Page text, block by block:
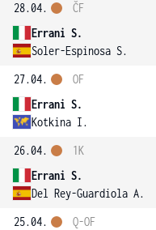
28.04.
Errani S.
Soler-Espinosa S.
ČF
27.04.
Errani S.
Kotkina I.
OF
26.04.
Errani S.
Del Rey-Guardiola A.
1K
25.04.
Q-OF